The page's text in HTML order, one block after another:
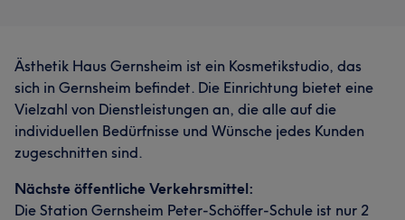
Ästhetik Haus Gernsheim ist ein Kosmetikstudio, das
sich in Gernsheim befindet. Die Einrichtung bietet eine
Vielzahl von Dienstleistungen an, die alle auf die
individuellen Bedürfnisse und Wünsche jedes Kunden
zugeschnitten sind.
Nächste öffentliche Verkehrsmittel:
Die Station Gernsheim Peter-Schöffer-Schule ist nur 2